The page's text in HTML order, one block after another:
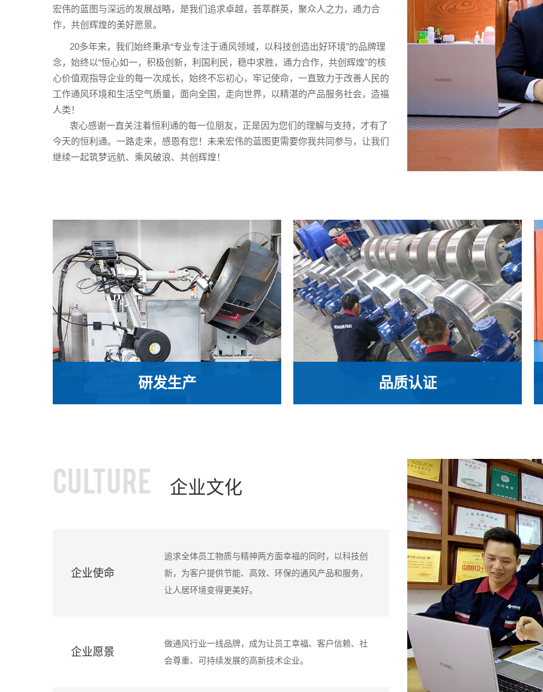
宏伟的蓝图与深远的发展战略，是我们追求卓越，荟萃群英，聚众人之力，通力合
作，共创辉煌的美好愿景。
20多年来，我们始终秉承“专业专注于通风领域，以科技创造出好环境”的品牌理
念，始终以“恒心如一，积极创新，利国利民，稳中求胜，通力合作，共创辉煌”的核
心价值观指导企业的每一次成长，始终不忘初心，牢记使命，一直致力于改善人民的
工作通风环境和生活空气质量，面向全国，走向世界，以精湛的产品服务社会，造福
人类！
衷心感谢一直关注着恒利通的每一位朋友，正是因为您们的理解与支持，才有了
今天的恒利通。一路走来，感恩有您！未来宏伟的蓝图更需要你我共同参与，让我们
继续一起筑梦远航、乘风破浪、共创辉煌！
研发生产
研发生产
恒利通不断引进先进、技术含量高的加工设
备，并与国内多所重点大学及相关科研机 构保
持良好合作关系，为不断提高通风设备产品质
品质认证
品质认证
五大系列风机产品通过ISO9001国际质量管理
体系认证，众多产品并通过CCC认证，拥有多
项实用新型专利证书，风机效率达到国家一级
CULTURE 企业文化
企业使命
追求全体员工物质与精神两方面幸福的同时，以科技创
新，为客户提供节能、高效、环保的通风产品和服务，
让人居环境变得更美好。
企业愿景
做通风行业一线品牌，成为让员工幸福、客户信赖、社
会尊重、可持续发展的高新技术企业。